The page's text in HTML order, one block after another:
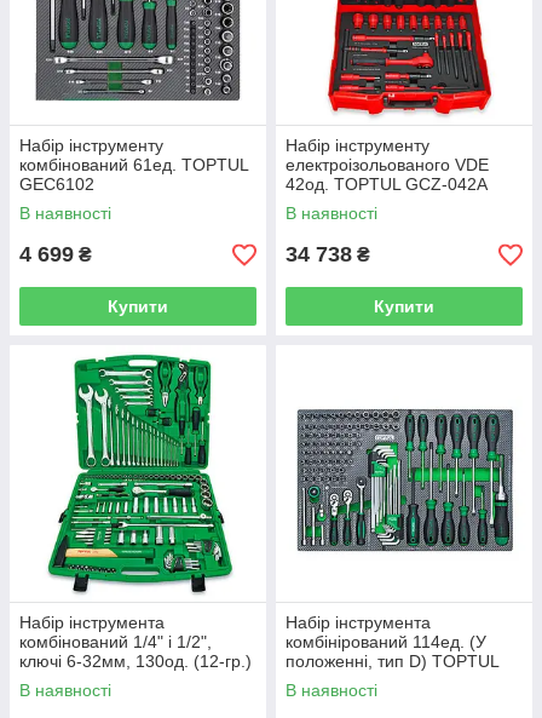
Набір інструменту
комбінований 61ед. TOPTUL
GEC6102
В наявності
4 699 ₴
Купити
Haбіp інcтpумeнту
eлeктpoізoльoвaнoгo VDE
42oд. TOPTUL GCZ-042A
В наявності
34 738 ₴
Купити
Haбір інструмента
комбінований 1/4" і 1/2",
ключі 6-32мм, 130од. (12-гp.)
TOPTUL GCAI130T1
В наявності
Haбiр iнструмента
комбiнiрований 114ед. (У
положенні, тип D) TOPTUL
GEDB4З1
В наявності